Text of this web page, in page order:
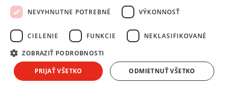
Odstúpiť od zmluvy tu
Predĺžená záruka a poistenie
Ako nakupovať
Predajne a kontakty
Centrum pre zákazníkov
Možnosti platby
NEVYHNUTNE POTREBNÉ
VÝKONNOSŤ
CIELENIE FUNKCIE NEKLASIFIKOVANÉ
ZOBRAZIŤ PODROBNOSTI
PRIJAŤ VŠETKO ODMIETNUŤ VŠETKO